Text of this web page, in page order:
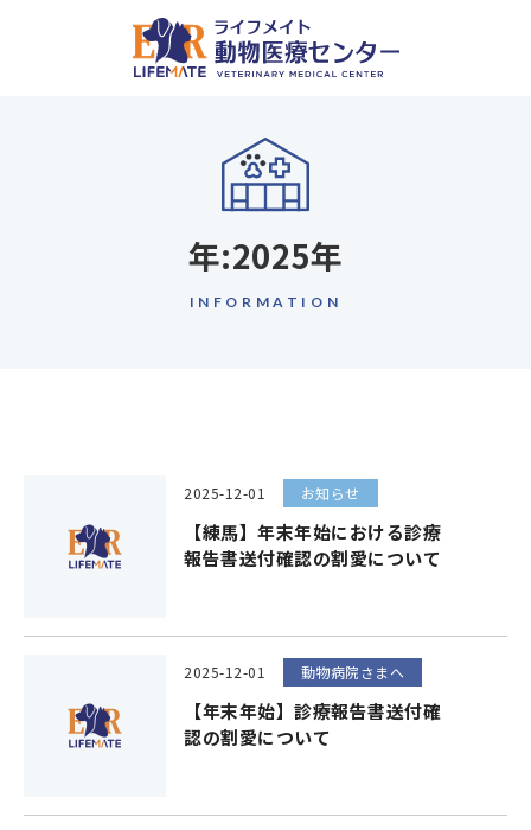
年:2025年
INFORMATION
2025-12-01 お知らせ
【練馬】年末年始における診療
報告書送付確認の割愛について
2025-12-01 動物病院さまへ
【年末年始】診療報告書送付確
認の割愛について